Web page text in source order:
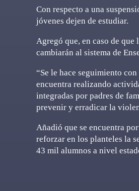
Con respecto a una
jóvenes dejen de estudiar.
Agregó que, en caso de que
cambiarán al sistema de
“Se le hace seguimiento
encuentra realizando
integradas por padres de
prevenir y erradicar la
Añadió que se encuentra
reforzar en los planteles la
43 mil alumnos a nivel